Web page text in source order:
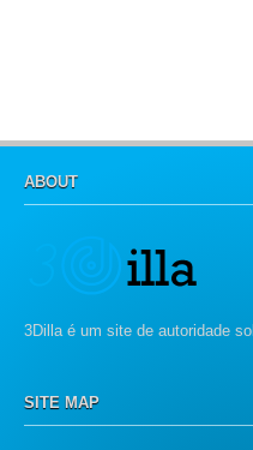
ABOUT
3Dilla é um site de autoridade
SITE MAP